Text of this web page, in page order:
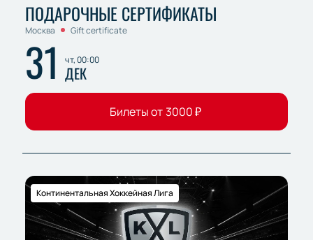
ПОДАРОЧНЫЕ СЕРТИФИКАТЫ
Москва Gift certificate
31 чт, 00:00
ДЕК
Билеты от 3000₽
Континентальная Хоккейная Лига